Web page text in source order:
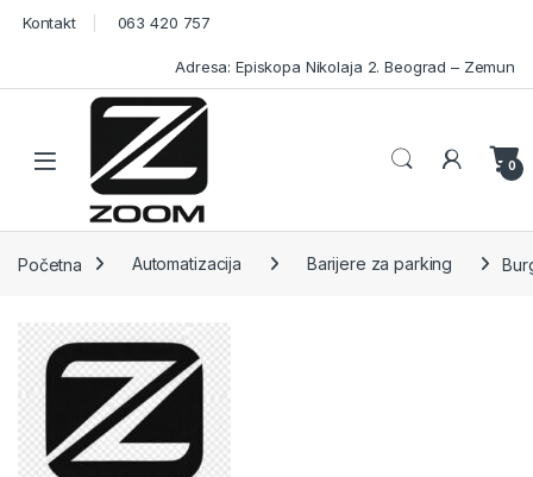
Skip to navigation
Skip to content
Kontakt 063 420 757
Adresa: Episkopa Nikolaja 2. Beograd – Zemun
Open 0
Početna Automatizacija Barijere za parking